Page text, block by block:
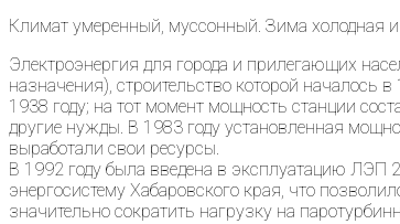
Климат умеренный, муссонный. Зима холодная
Электроэнергия для города и прилегающих
назначения), строительство которой началось
1938 году; на тот момент мощность станции
другие нужды. В 1983 году установленная
выработали свои ресурсы.
В 1992 году была введена в эксплуатацию
энергосистему Хабаровского края, что
значительно сократить нагрузку на